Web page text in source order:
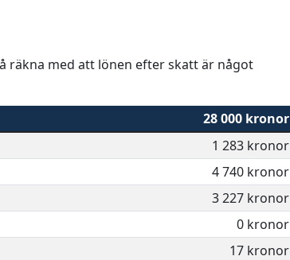
räkna med att lönen efter skatt är något
28 000 kronor
1 283 kronor
4 740 kronor
3 227 kronor
0 kronor
17 kronor